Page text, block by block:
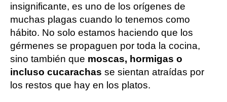
insignificante, es uno de los orígenes de
muchas plagas cuando lo tenemos como
hábito. No solo estamos haciendo que los
gérmenes se propaguen por toda la cocina,
sino también que moscas, hormigas o
incluso cucarachas se sientan atraídas por
los restos que hay en los platos.